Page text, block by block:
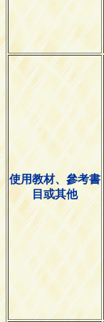
使用教材、參考書
目或其他